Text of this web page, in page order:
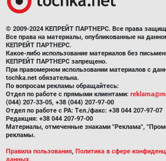
© 2009-2024 КЕПРЕЙТ ПАРТНЕРС. Все права
Все права на материалы, опубликованные на
КЕПРЕЙТ ПАРТНЕРС.
Какое-либо использование материалов без
КЕПРЕЙТ ПАРТНЕРС запрещено.
При правомерном использовании материалов с
tochka.net обязательна.
По вопросам рекламы обращайтесь:
Отдел по работе с прямыми клиентами:
(044) 207-33-05, +38 (044) 207-97-00
Отдел по работе с РА: Тел./факс: +38 044 207-97-07
Редакция: +38 044 207-97-00
Материалы, отмеченные знаками "Реклама",
рекламы.
Правила пользования, Политика в сфере